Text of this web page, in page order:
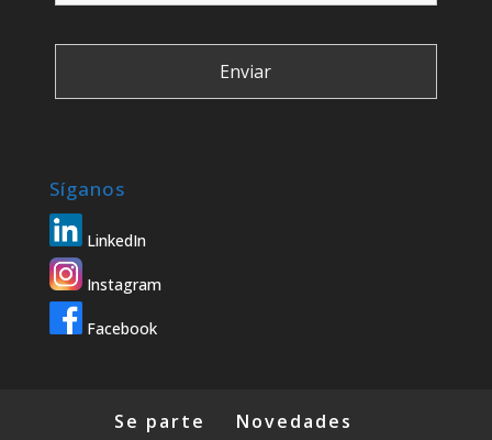
Síganos
LinkedIn
Instagram
Facebook
Se parte Novedades